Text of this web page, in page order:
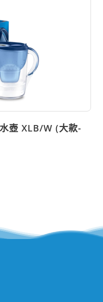
壺 XLB/W (大款-